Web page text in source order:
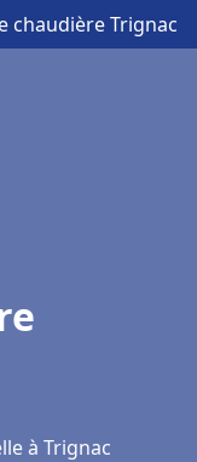
chaudière Trignac
à Trignac